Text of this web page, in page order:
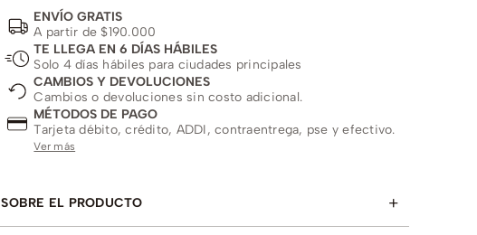
ENVÍO GRATIS
A partir de $190.000
TE LLEGA EN 6 DÍAS HÁBILES
Solo 4 días hábiles para ciudades principales
CAMBIOS Y DEVOLUCIONES
Cambios o devoluciones sin costo adicional.
MÉTODOS DE PAGO
Tarjeta débito, crédito, ADDI, contraentrega, pse y efectivo.
Ver más
SOBRE EL PRODUCTO +